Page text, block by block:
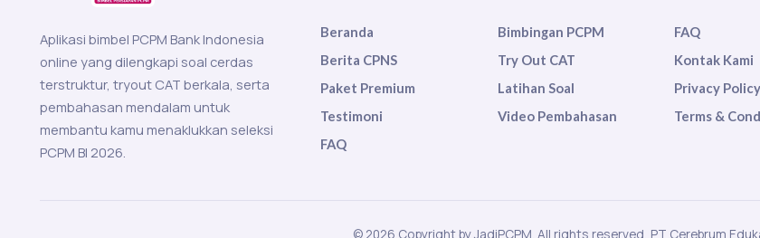
Aplikasi bimbel PCPM Bank Indonesia
online yang dilengkapi soal cerdas
terstruktur, tryout CAT berkala, serta
pembahasan mendalam untuk
membantu kamu menaklukkan seleksi
PCPM BI 2026.
Beranda
Berita CPNS
Paket Premium
Testimoni
FAQ
Bimbingan PCPM
Try Out CAT
Latihan Soal
Video Pembahasan
FAQ
Kontak Kami
Privacy Policy
Terms &
© 2026 Copyright by JadiPCPM. All rights reserved, PT Cerebrum